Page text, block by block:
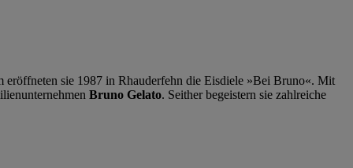
eröffneten sie 1987 in Rhauderfehn die Eisdiele »Bei Bruno«. Mit
Bruno Gelato. Seither begeistern sie zahlreiche